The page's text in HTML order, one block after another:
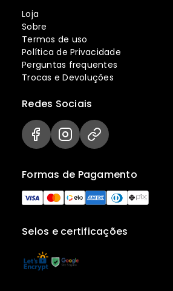
Loja
Sobre
Termos de uso
Política de Privacidade
Perguntas frequentes
Trocas e Devoluções
Selos e certificações
Formas de Pagamento
Redes Sociais